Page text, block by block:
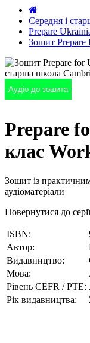
Середня і
Prepare
Зошит
Аудіо до зошита
Prepare
клас
Зошит із
аудіоматеріали
Повернутися до
ISBN:
Автор:
Видавництво:
Мова:
Рівень CEFR / PTE:
Рік видавництва: